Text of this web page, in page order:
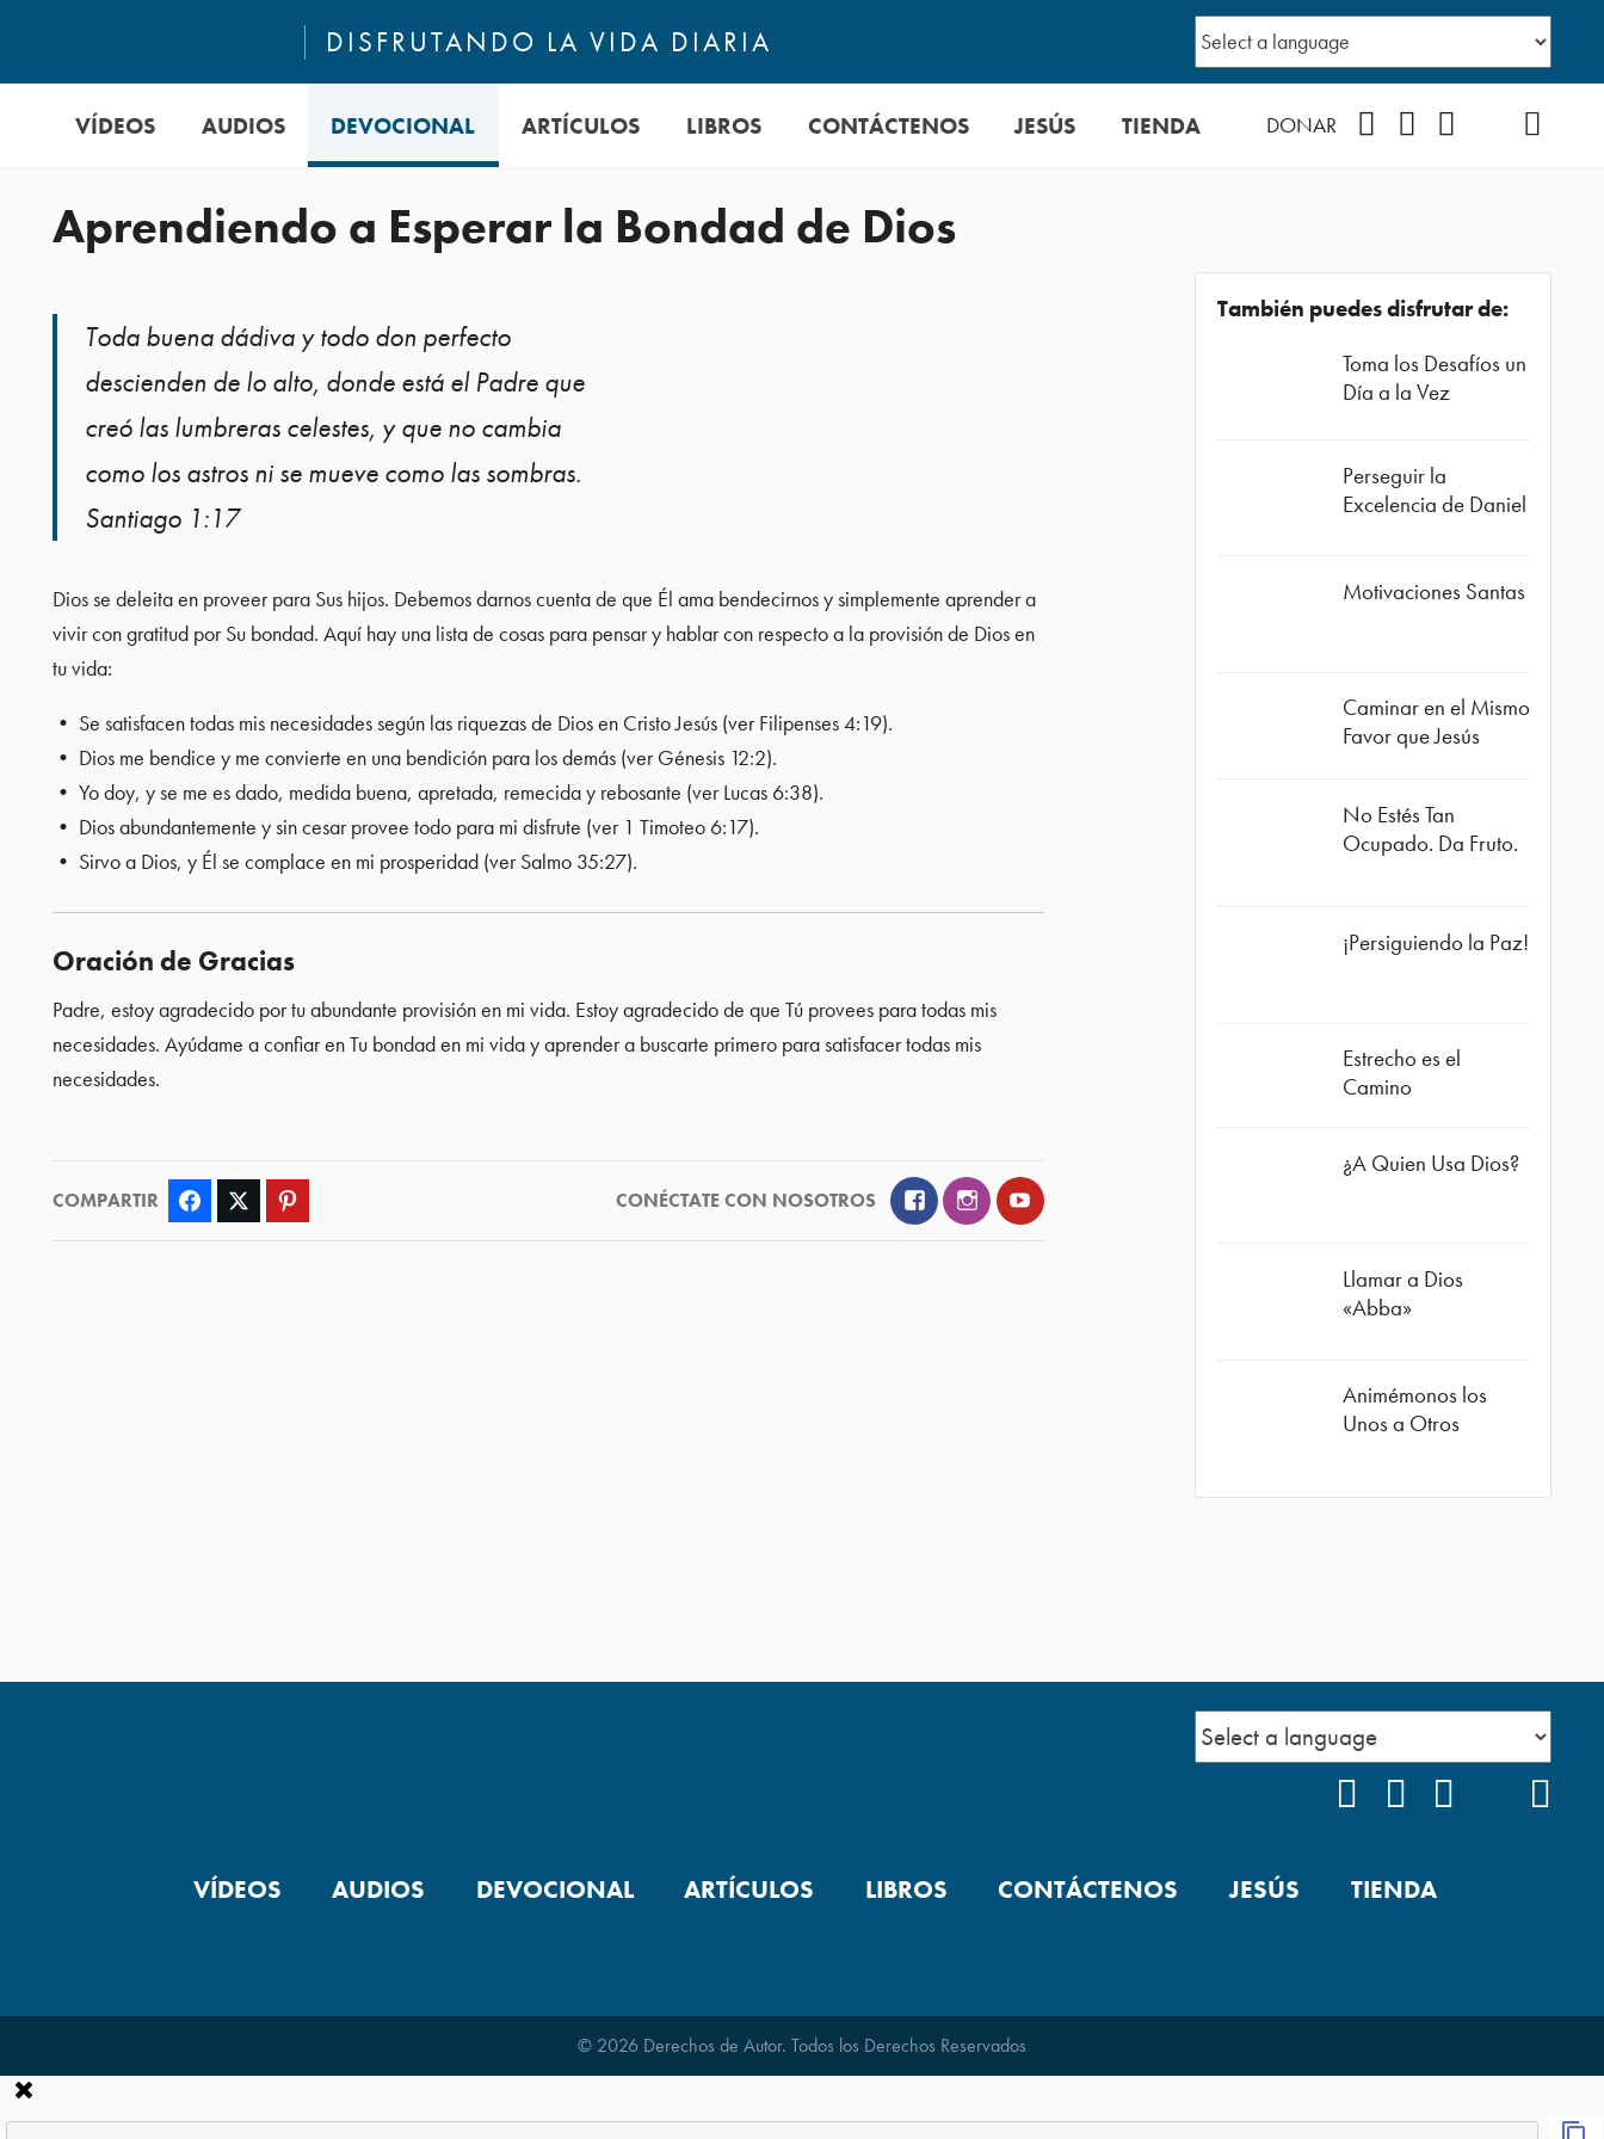
DISFRUTANDO LA VIDA DIARIA
VÍDEOS AUDIOS DEVOCIONAL ARTÍCULOS LIBROS CONTÁCTENOS JESÚS TIENDA DONAR
Aprendiendo a Esperar la Bondad de Dios
Toda buena dádiva y todo don perfecto
descienden de lo alto, donde está el Padre que
creó las lumbreras celestes, y que no cambia
como los astros ni se mueve como las sombras.
Santiago 1:17
Dios se deleita en proveer para Sus hijos. Debemos darnos cuenta de que Él ama bendecirnos y simplemente aprender a
vivir con gratitud por Su bondad. Aquí hay una lista de cosas para pensar y hablar con respecto a la provisión de Dios en
tu vida:
• Se satisfacen todas mis necesidades según las riquezas de Dios en Cristo Jesús (ver Filipenses 4:19).
• Dios me bendice y me convierte en una bendición para los demás (ver Génesis 12:2).
• Yo doy, y se me es dado, medida buena, apretada, remecida y rebosante (ver Lucas 6:38).
• Dios abundantemente y sin cesar provee todo para mi disfrute (ver 1 Timoteo 6:17).
• Sirvo a Dios, y Él se complace en mi prosperidad (ver Salmo 35:27).
Oración de Gracias
Padre, estoy agradecido por tu abundante provisión en mi vida. Estoy agradecido de que Tú provees para todas mis
necesidades. Ayúdame a confiar en Tu bondad en mi vida y aprender a buscarte primero para satisfacer todas mis
necesidades.
COMPARTIR Facebook Twitter CONÉCTATE CON NOSOTROS FacebookInstagramYouTube
También puedes disfrutar de:
Toma los Desafíos un
Día a la Vez
Perseguir la
Excelencia de Daniel
Motivaciones Santas
Caminar en el Mismo
Favor que Jesús
No Estés Tan
Ocupado. Da Fruto.
¡Persiguiendo la Paz!
Estrecho es el
Camino
¿A Quien Usa Dios?
Llamar a Dios
«Abba»
Animémonos los
Unos a Otros
VÍDEOS AUDIOS DEVOCIONAL ARTÍCULOS LIBROS CONTÁCTENOS JESÚS TIENDA
© 2026 Derechos de Autor. Todos los Derechos Reservados